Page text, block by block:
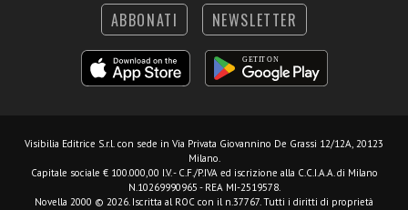
ABBONATI NEWSLETTER
Visibilia Editrice S.r.l. con sede in Via Privata Giovannino De Grassi 12/12A, 20123
Milano.
Capitale sociale € 100.000,00 I.V. - C.F./P.IVA ed iscrizione alla C.C.I.A.A. di Milano
N.10269990965 - REA MI-2519578.
Novella 2000 © 2026. Iscritta al ROC con il n.37767. Tutti i diritti di proprietà